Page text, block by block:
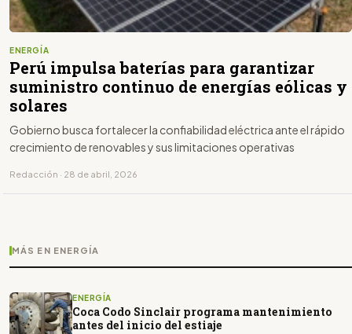
ENERGÍA
Perú impulsa baterías para garantizar
suministro continuo de energías eólicas y
solares
Gobierno busca fortalecer la confiabilidad eléctrica ante el rápido
crecimiento de renovables y sus limitaciones operativas
Redacción · 28 de abril, 2026
MÁS EN ENERGÍA
ENERGÍA
Coca Codo Sinclair programa mantenimiento
antes del inicio del estiaje